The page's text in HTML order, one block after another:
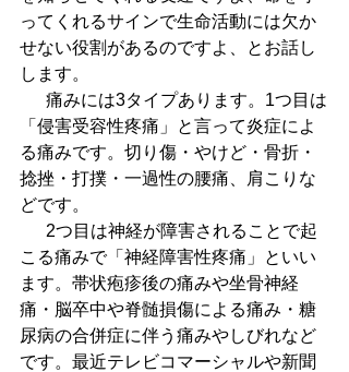
ってくれるサインで生命活動には欠か
せない役割があるのですよ、とお話し
します。
「侵害受容性疼痛」と言って炎症によ
る痛みです。切り傷・やけど・骨折・
捻挫・打撲・一過性の腰痛、肩こりな
どです。
こる痛みで「神経障害性疼痛」といい
ます。帯状疱疹後の痛みや坐骨神経
痛・脳卒中や脊髄損傷による痛み・糖
尿病の合併症に伴う痛みやしびれなど
です。最近テレビコマーシャルや新聞